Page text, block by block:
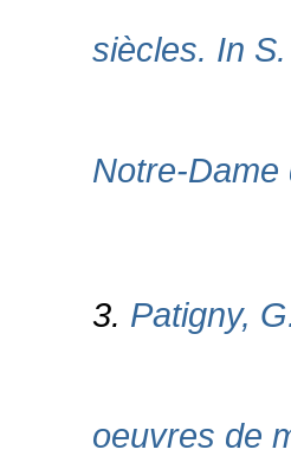
siècles. In
Notre-Dame
3. Patigny,
oeuvres de